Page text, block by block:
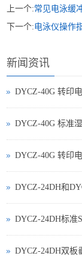
上一个:常见电泳缓
下一个:电泳仪操作
新闻资讯
DYCZ-40G 标准
DYCZ-40G 转印
DYCZ-24DH和
DYCZ-24DH标准
DYCZ-24DH双板